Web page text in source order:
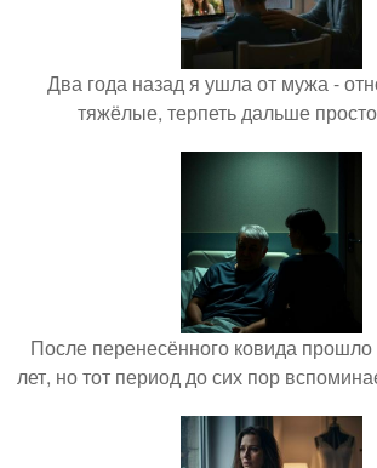
Два года назад я ушла от мужа -
тяжёлые, терпеть дальше
После перенесённого ковида прошло
лет, но тот период до сих пор